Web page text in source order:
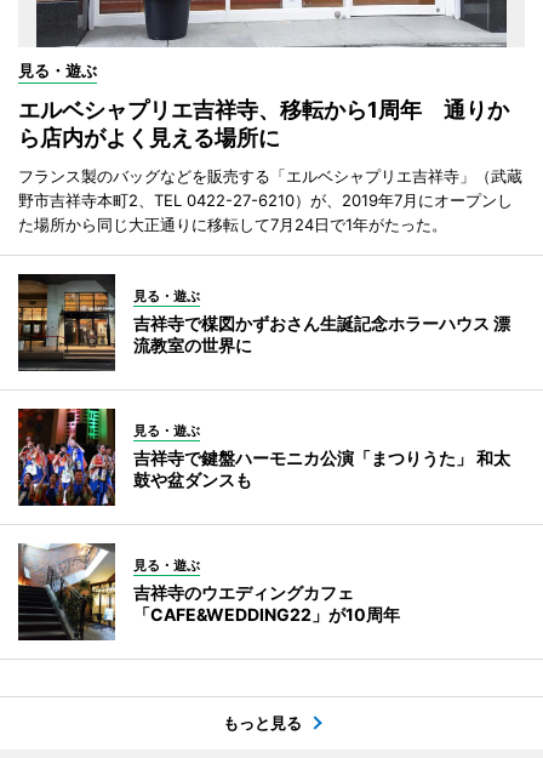
見る・遊ぶ
エルベシャプリエ吉祥寺、移転から1周年 通りか
ら店内がよく見える場所に
フランス製のバッグなどを販売する「エルベシャプリエ吉祥寺」（武蔵
野市吉祥寺本町2、TEL 0422-27-6210）が、2019年7月にオープンし
た場所から同じ大正通りに移転して7月24日で1年がたった。
見る・遊ぶ
吉祥寺で楳図かずおさん生誕記念ホラーハウス 漂
流教室の世界に
見る・遊ぶ
吉祥寺で鍵盤ハーモニカ公演「まつりうた」 和太
鼓や盆ダンスも
見る・遊ぶ
吉祥寺のウエディングカフェ
「CAFE&WEDDING22」が10周年
もっと見る